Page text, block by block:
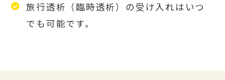
旅行透析（臨時透析）の受け入れはいつ
でも可能です。